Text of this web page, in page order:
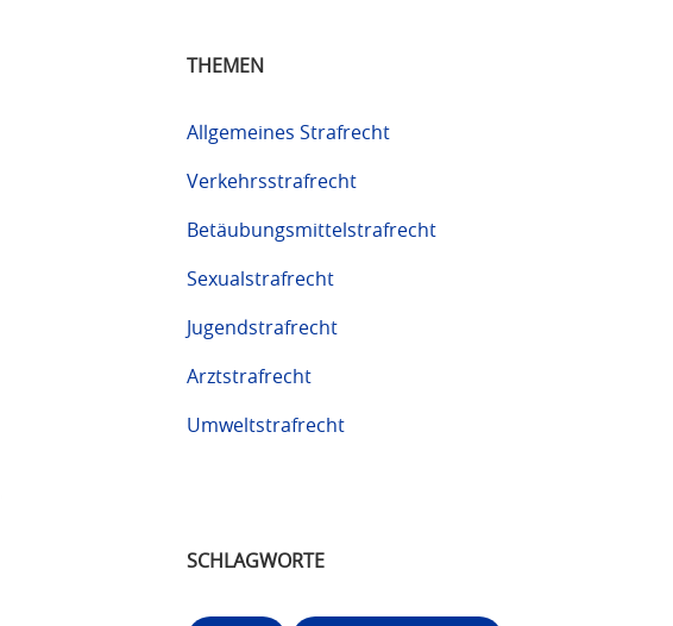
THEMEN
Allgemeines Strafrecht
Verkehrsstrafrecht
Betäubungsmittelstrafrecht
Sexualstrafrecht
Jugendstrafrecht
Arztstrafrecht
Umweltstrafrecht
SCHLAGWORTE